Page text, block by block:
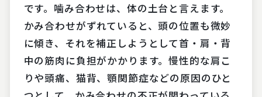
です。噛み合わせは、体の土台と言えます。
かみ合わせがずれていると、頭の位置も微妙
に傾き、それを補正しようとして首・肩・背
中の筋肉に負担がかかります。慢性的な肩こ
りや頭痛、猫背、顎関節症などの原因のひと